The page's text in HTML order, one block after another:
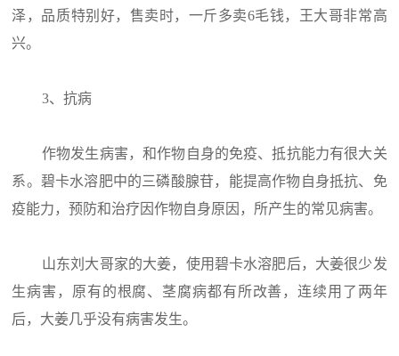
泽，品质特别好，售卖时，一斤多卖6毛钱，王大哥非常高
兴。
3、抗病
作物发生病害，和作物自身的免疫、抵抗能力有很大关
系。碧卡水溶肥中的三磷酸腺苷，能提高作物自身抵抗、免
疫能力，预防和治疗因作物自身原因，所产生的常见病害。
山东刘大哥家的大姜，使用碧卡水溶肥后，大姜很少发
生病害，原有的根腐、茎腐病都有所改善，连续用了两年
后，大姜几乎没有病害发生。